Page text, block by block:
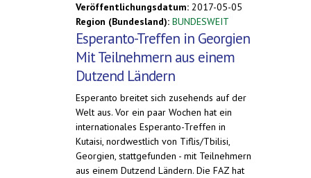
Veröffentlichungsdatum: 2017-05-05
Region (Bundesland): BUNDESWEIT
Esperanto-Treffen in Georgien
Mit Teilnehmern aus einem
Dutzend Ländern
Esperanto breitet sich zusehends auf der
Welt aus. Vor ein paar Wochen hat ein
internationales Esperanto-Treffen in
Kutaisi, nordwestlich von Tiflis/Tbilisi,
Georgien, stattgefunden - mit Teilnehmern
aus einem Dutzend Ländern. Die FAZ hat